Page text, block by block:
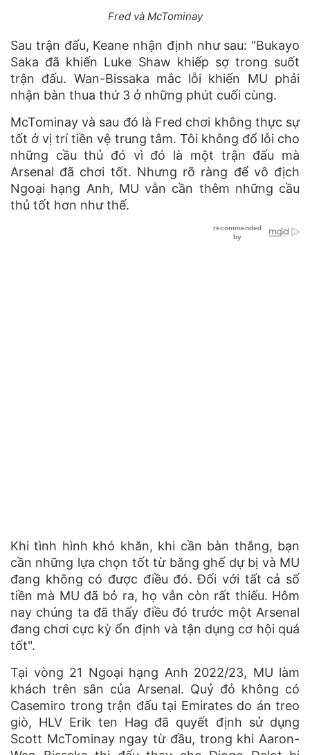
Fred và McTominay
Sau trận đấu, Keane nhận định như sau: “Bukayo
Saka đã khiến Luke Shaw khiếp sợ trong suốt
trận đấu. Wan-Bissaka mắc lỗi khiến MU phải
nhận bàn thua thứ 3 ở những phút cuối cùng.
McTominay và sau đó là Fred chơi không thực sự
tốt ở vị trí tiền vệ trung tâm. Tôi không đổ lỗi cho
những cầu thủ đó vì đó là một trận đấu mà
Arsenal đã chơi tốt. Nhưng rõ ràng để vô địch
Ngoại hạng Anh, MU vẫn cần thêm những cầu
thủ tốt hơn như thế.
Khi tình hình khó khăn, khi cần bàn thắng, bạn
cần những lựa chọn tốt từ băng ghế dự bị và MU
đang không có được điều đó. Đối với tất cả số
tiền mà MU đã bỏ ra, họ vẫn còn rất thiếu. Hôm
nay chúng ta đã thấy điều đó trước một Arsenal
đang chơi cực kỳ ổn định và tận dụng cơ hội quá
tốt".
Tại vòng 21 Ngoại hạng Anh 2022/23, MU làm
khách trên sân của Arsenal. Quỷ đỏ không có
Casemiro trong trận đấu tại Emirates do án treo
giò, HLV Erik ten Hag đã quyết định sử dụng
Scott McTominay ngay từ đầu, trong khi Aaron-